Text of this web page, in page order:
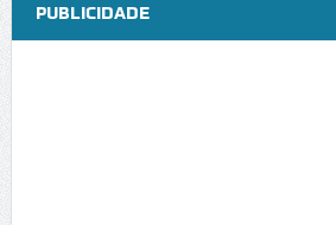
PUBLICIDADE